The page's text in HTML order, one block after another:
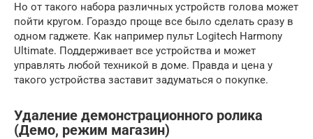
Но от такого набора различных устройств голова может
пойти кругом. Гораздо проще все было сделать сразу в
одном гаджете. Как например пульт Logitech Harmony
Ultimate. Поддерживает все устройства и может
управлять любой техникой в доме. Правда и цена у
такого устройства заставит задуматься о покупке.
Удаление демонстрационного ролика
(Демо, режим магазин)